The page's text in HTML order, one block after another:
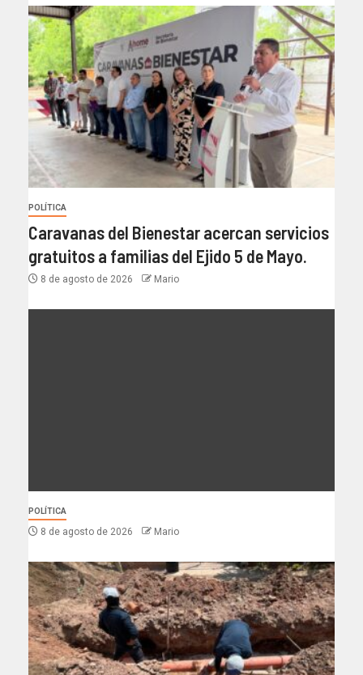
POLÍTICA
Caravanas del Bienestar acercan servicios
gratuitos a familias del Ejido 5 de Mayo.
8 de agosto de 2026 Mario
POLÍTICA
8 de agosto de 2026 Mario